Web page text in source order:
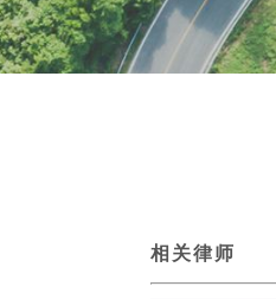
相关律师